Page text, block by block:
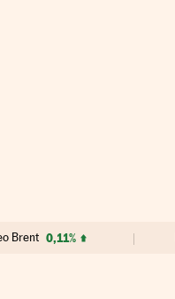
Brent 0,11%